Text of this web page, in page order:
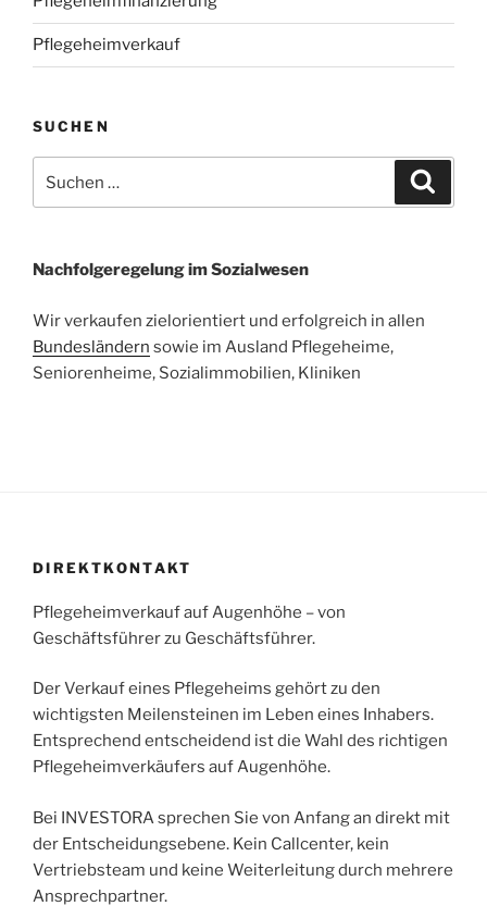
Pflegeheimverkauf
SUCHEN
nach:
Nachfolgeregelung im Sozialwesen
Wir verkaufen zielorientiert und erfolgreich in allen
Bundesländern sowie im Ausland Pflegeheime,
Seniorenheime, Sozialimmobilien, Kliniken
DIREKTKONTAKT
Pflegeheimverkauf auf Augenhöhe – von
Geschäftsführer zu Geschäftsführer.
Der Verkauf eines Pflegeheims gehört zu den
wichtigsten Meilensteinen im Leben eines Inhabers.
Entsprechend entscheidend ist die Wahl des richtigen
Pflegeheimverkäufers auf Augenhöhe.
Bei INVESTORA sprechen Sie von Anfang an direkt mit
der Entscheidungsebene. Kein Callcenter, kein
Vertriebsteam und keine Weiterleitung durch mehrere
Ansprechpartner.